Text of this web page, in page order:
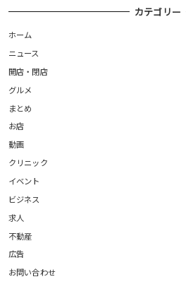
カテゴリー
ホーム
ニュース
開店・閉店
グルメ
まとめ
お店
動画
クリニック
イベント
ビジネス
求人
不動産
広告
お問い合わせ